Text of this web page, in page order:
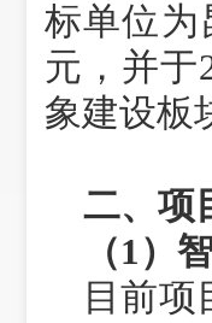
标单位为
元，并于
象建设板
二、项
（1）
目前